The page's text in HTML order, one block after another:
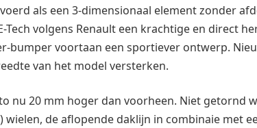
als een 3-dimensionaal element zonder
volgens Renault een krachtige en direct
bumper voortaan een sportiever ontwerp.
van het model versterken.
nu 20 mm hoger dan voorheen. Niet getornd
wielen, de aflopende daklijn in combinaie met